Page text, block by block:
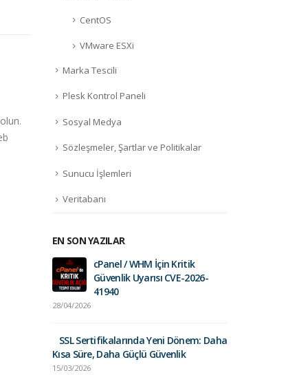
.surf nedir?
Bu alan adı ayakta sörften
rüzgar sörfüne kadar...
daha fazla oku
CentOS
VMware ESXi
Marka Tescili
Plesk Kontrol Paneli
Sosyal Medya
Sözleşmeler, Şartlar ve Politikalar
Sunucu İşlemleri
Veritabanı
EN SON YAZILAR
cPanel / WHM İçin Kritik
Güvenlik Uyarısı CVE-2026-
41940
28/04/2026
SSL Sertifikalarında Yeni Dönem: Daha
Kısa Süre, Daha Güçlü Güvenlik
15/03/2026